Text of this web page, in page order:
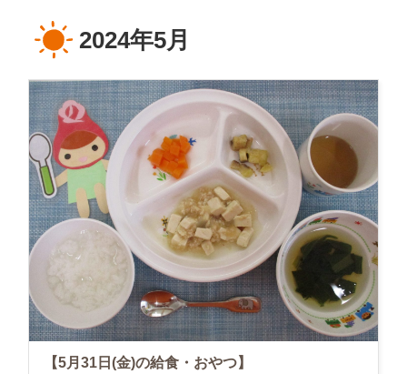
2024年5月
【5月31日(金)の給食・おやつ】